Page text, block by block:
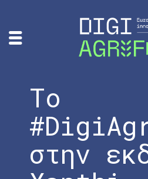
To
στην